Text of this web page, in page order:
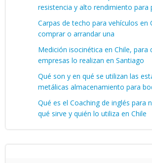
resistencia y alto rendimiento para
Carpas de techo para vehículos en
comprar o arrandar una
Medición isocinética en Chile, para
empresas lo realizan en Santiago
Qué son y en qué se utilizan las
metálicas almacenamiento para
Qué es el Coaching de inglés para
qué sirve y quién lo utiliza en Chile